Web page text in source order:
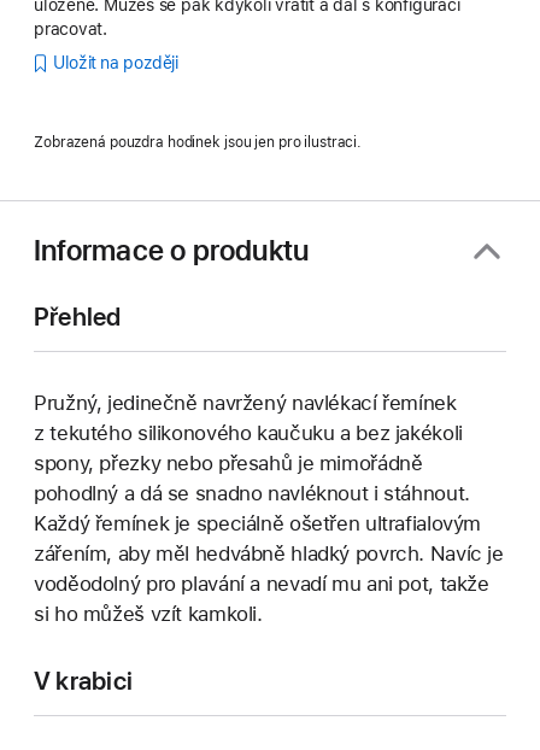
uložené. Můžeš se pak kdykoli vrátit a dál s konfigurací
pracovat.
Uložit na později
Zobrazená pouzdra hodinek jsou jen pro ilustraci.
Informace o produktu
Přehled
Pružný, jedinečně navržený navlékací řemínek
z tekutého silikonového kaučuku a bez jakékoli
spony, přezky nebo přesahů je mimořádně
pohodlný a dá se snadno navléknout i stáhnout.
Každý řemínek je speciálně ošetřen ultrafialovým
zářením, aby měl hedvábně hladký povrch. Navíc je
voděodolný pro plavání a nevadí mu ani pot, takže
si ho můžeš vzít kamkoli.
V krabici